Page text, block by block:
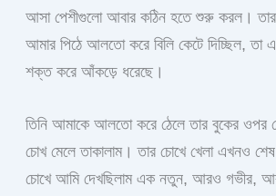
আসা পেশীগুলো আবার কঠিন হতে শুরু করল।
আমার পিঠে আলতো করে বিলি কেটে দিচ্ছিল, তা
শক্ত করে আঁকড়ে ধরেছে।
তিনি আমাকে আলতো করে ঠেলে তার বুকের ওপর
চোখ মেলে তাকালাম। তার চোখে খেলা এখনও
চোখে আমি দেখছিলাম এক নতুন, আরও গভীর,